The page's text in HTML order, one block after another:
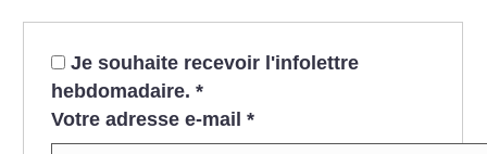
Je souhaite recevoir l'infolettre
hebdomadaire. *
Votre adresse e-mail *